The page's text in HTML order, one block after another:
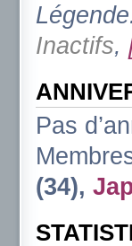
Inactifs,
Pas
(34),